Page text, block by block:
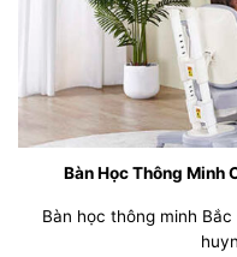
Bàn Học Thông Minh
Bàn học thông minh